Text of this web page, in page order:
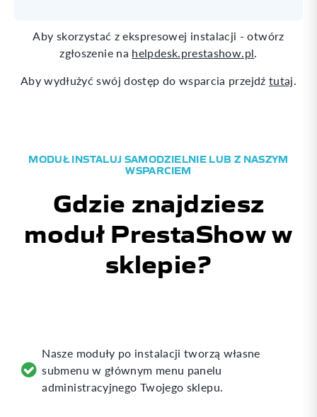
Aby skorzystać z ekspresowej instalacji - otwórz
zgłoszenie na helpdesk.prestashow.pl.
Aby wydłużyć swój dostęp do wsparcia przejdź tutaj.
Gdzie znajdziesz
moduł PrestaShow w
sklepie?
MODUŁ INSTALUJ SAMODZIELNIE LUB Z NASZYM
WSPARCIEM
Nasze moduły po instalacji tworzą własne
submenu w głównym menu panelu
administracyjnego Twojego sklepu.